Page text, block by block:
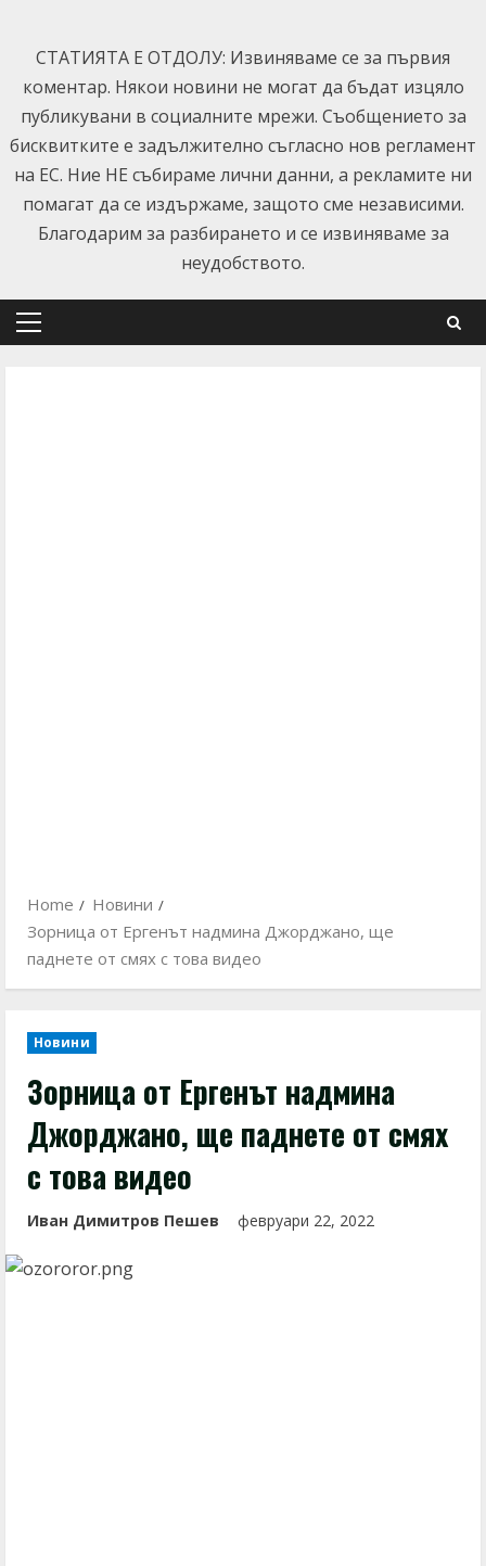
content
СТАТИЯТА Е ОТДОЛУ: Извиняваме се за първия
коментар. Някои новини не могат да бъдат изцяло
публикувани в социалните мрежи. Съобщението за
бисквитките е задължително съгласно нов регламент
на ЕС. Ние НЕ събираме лични данни, а рекламите ни
помагат да се издържаме, защото сме независими.
Благодарим за разбирането и се извиняваме за
неудобството.
Primary
Home
Новини
Зорница от Ергенът надмина Джорджано, ще
паднете от смях с това видео
Новини
Зорница от Ергенът надмина
Джорджано, ще паднете от смях
с това видео
Иван Димитров Пешев февруари 22, 2022